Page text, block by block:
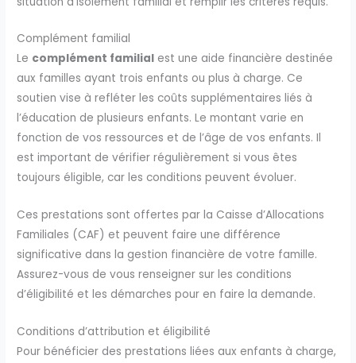
Complément familial
Le complément familial est une aide financière destinée
aux familles ayant trois enfants ou plus à charge. Ce
soutien vise à refléter les coûts supplémentaires liés à
l’éducation de plusieurs enfants. Le montant varie en
fonction de vos ressources et de l’âge de vos enfants. Il
est important de vérifier régulièrement si vous êtes
toujours éligible, car les conditions peuvent évoluer.
Ces prestations sont offertes par la Caisse d’Allocations
Familiales (CAF) et peuvent faire une différence
significative dans la gestion financière de votre famille.
Assurez-vous de vous renseigner sur les conditions
d’éligibilité et les démarches pour en faire la demande.
Conditions d’attribution et éligibilité
Pour bénéficier des prestations liées aux enfants à charge,